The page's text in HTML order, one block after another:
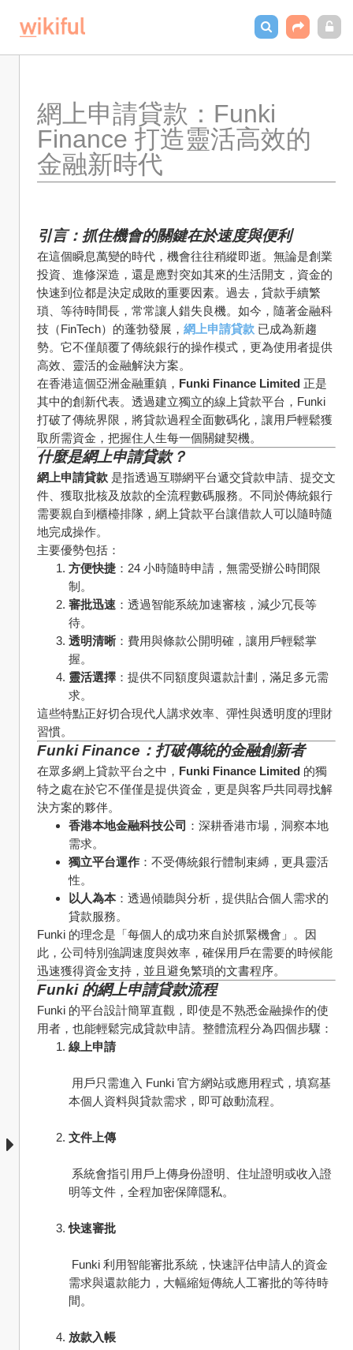
網上申請貸款：Funki
Finance 打造靈活高效的
金融新時代
引言：抓住機會的關鍵在於速度與便利
在這個瞬息萬變的時代，機會往往稍縱即逝。無論是創業
投資、進修深造，還是應對突如其來的生活開支，資金的
快速到位都是決定成敗的重要因素。過去，貸款手續繁
瑣、等待時間長，常常讓人錯失良機。如今，隨著金融科
技（FinTech）的蓬勃發展， 網上申請貸款 已成為新趨
勢。它不僅顛覆了傳統銀行的操作模式，更為使用者提供
高效、靈活的金融解決方案。
在香港這個亞洲金融重鎮， Funki Finance Limited 正是
其中的創新代表。透過建立獨立的線上貸款平台，Funki
打破了傳統界限，將貸款過程全面數碼化，讓用戶輕鬆獲
取所需資金，把握住人生每一個關鍵契機。
什麼是網上申請貸款？
網上申請貸款 是指透過互聯網平台遞交貸款申請、提交文
件、獲取批核及放款的全流程數碼服務。不同於傳統銀行
需要親自到櫃檯排隊，網上貸款平台讓借款人可以隨時隨
地完成操作。
主要優勢包括：
方便快捷 ：24 小時隨時申請，無需受辦公時間限
制。
審批迅速 ：透過智能系統加速審核，減少冗長等
待。
透明清晰 ：費用與條款公開明確，讓用戶輕鬆掌
握。
靈活選擇 ：提供不同額度與還款計劃，滿足多元需
求。
這些特點正好切合現代人講求效率、彈性與透明度的理財
習慣。
Funki Finance：打破傳統的金融創新者
在眾多網上貸款平台之中， Funki Finance Limited 的獨
特之處在於它不僅僅是提供資金，更是與客戶共同尋找解
決方案的夥伴。
香港本地金融科技公司 ：深耕香港市場，洞察本地
需求。
獨立平台運作 ：不受傳統銀行體制束縛，更具靈活
性。
以人為本：透過傾聽與分析，提供貼合個人需求的
貸款服務。
Funki 的理念是「每個人的成功來自於抓緊機會」。因
此，公司特別強調速度與效率，確保用戶在需要的時候能
迅速獲得資金支持，並且避免繁瑣的文書程序。
Funki 的網上申請貸款流程
Funki 的平台設計簡單直觀，即使是不熟悉金融操作的使
用者，也能輕鬆完成貸款申請。整體流程分為四個步驟：
線上申請
本個人資料與貸款需求，即可啟動流程。
文件上傳
明等文件，全程加密保障隱私。
快速審批
需求與還款能力，大幅縮短傳統人工審批的等待時
間。
放款入帳